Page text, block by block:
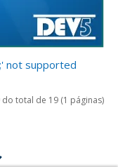
not supported
total de 19 (1 páginas)